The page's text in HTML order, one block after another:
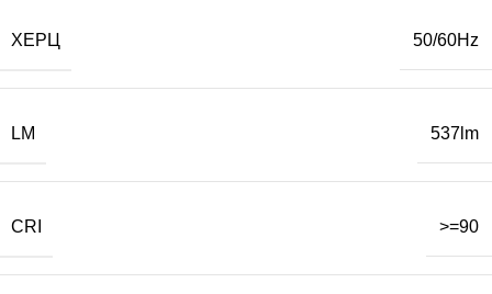
ХЕРЦ 50/60Hz
LM 537lm
CRI >=90